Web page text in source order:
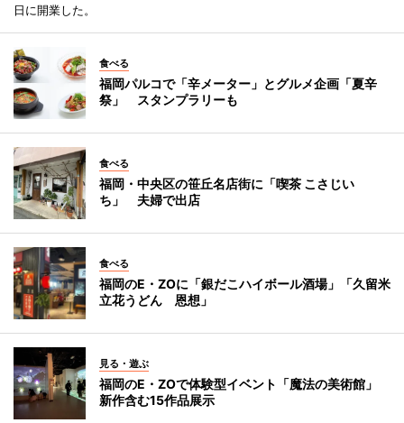
日に開業した。
食べる
福岡パルコで「辛メーター」とグルメ企画「夏辛
祭」 スタンプラリーも
食べる
福岡・中央区の笹丘名店街に「喫茶 こさじい
ち」 夫婦で出店
食べる
福岡のE・ZOに「銀だこハイボール酒場」「久留米
立花うどん 恩想」
見る・遊ぶ
福岡のE・ZOで体験型イベント「魔法の美術館」
新作含む15作品展示